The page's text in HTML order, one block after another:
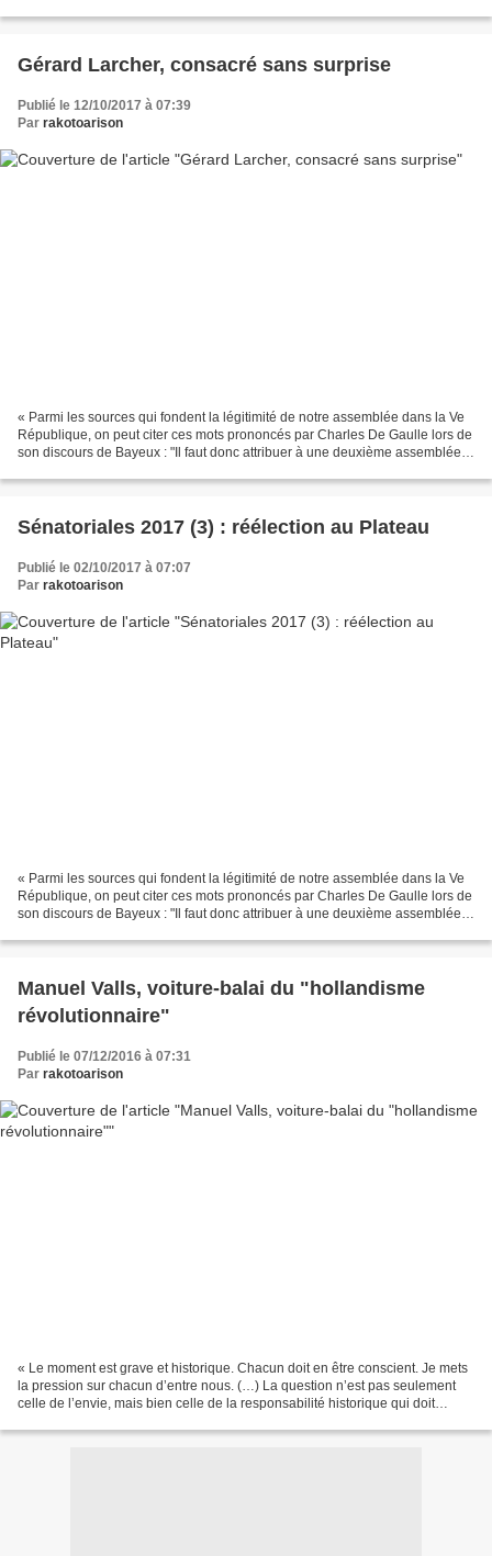
Gérard Larcher, consacré sans surprise
Publié le 12/10/2017 à 07:39
Par rakotoarison
« Parmi les sources qui fondent la légitimité de notre assemblée dans la Ve
République, on peut citer ces mots prononcés par Charles De Gaulle lors de
son discours de Bayeux : "Il faut donc attribuer à une deuxième assemblée,
Sénatoriales 2017 (3) : réélection au Plateau
Publié le 02/10/2017 à 07:07
Par rakotoarison
« Parmi les sources qui fondent la légitimité de notre assemblée dans la Ve
République, on peut citer ces mots prononcés par Charles De Gaulle lors de
son discours de Bayeux : "Il faut donc attribuer à une deuxième assemblée,
Manuel Valls, voiture-balai du "hollandisme
révolutionnaire"
Publié le 07/12/2016 à 07:31
Par rakotoarison
« Le moment est grave et historique. Chacun doit en être conscient. Je mets
la pression sur chacun d’entre nous. (…) La question n’est pas seulement
celle de l’envie, mais bien celle de la responsabilité historique qui doit